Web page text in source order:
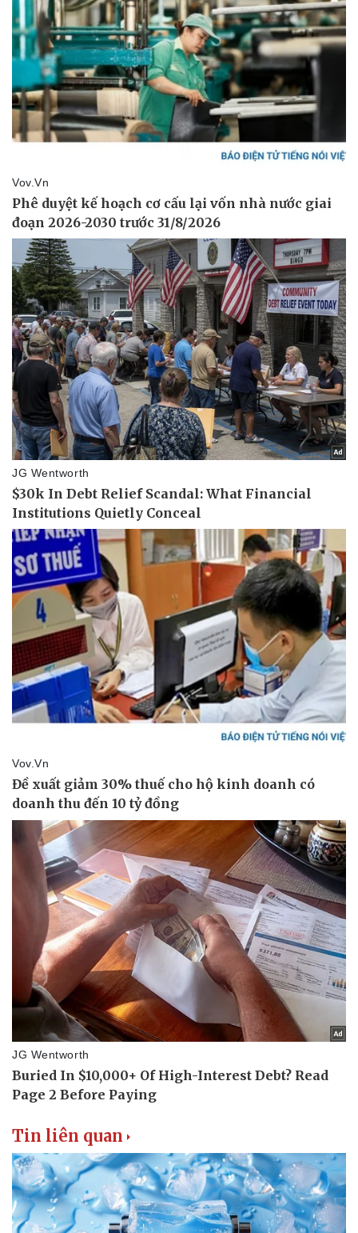
Doanh nghiệp
Thông tin doanh nghiệp
Doanh nghiệp 24h
Doanh nhân
Vì cộng đồng
Công nghệ
Sành điệu
Tin Công nghệ
Trải nghiệm
Chuyển đổi số
Sức khỏe
Dinh dưỡng - món ngon
Cây thuốc
Sản phụ khoa
Nhi khoa
Nam khoa
Làm đẹp - giảm cân
Phòng mạch online
Ăn sạch sống khỏe
Nhà đẹp
Blog
Tình yêu - Gia đình
Tin liên quan